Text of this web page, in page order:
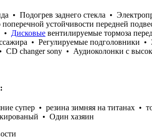
• Подогрев заднего стекла •
устойчивости передней
• Дисковые вентилируемые тормоза
• Регулируемые подголовники •
CD changer sony • Аудиоколонки с
супер • резина зимняя на титанах •
• Один хазяин